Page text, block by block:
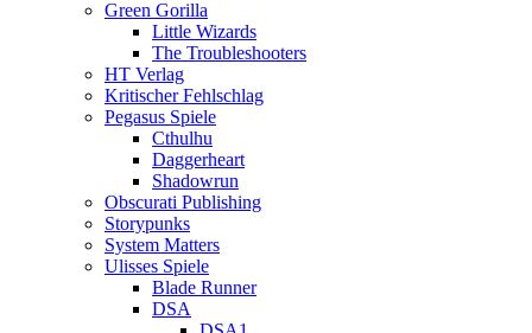
Green Gorilla
Little Wizards
The Troubleshooters
HT Verlag
Kritischer Fehlschlag
Pegasus Spiele
Cthulhu
Daggerheart
Shadowrun
Obscurati Publishing
Storypunks
System Matters
Ulisses Spiele
Blade Runner
DSA